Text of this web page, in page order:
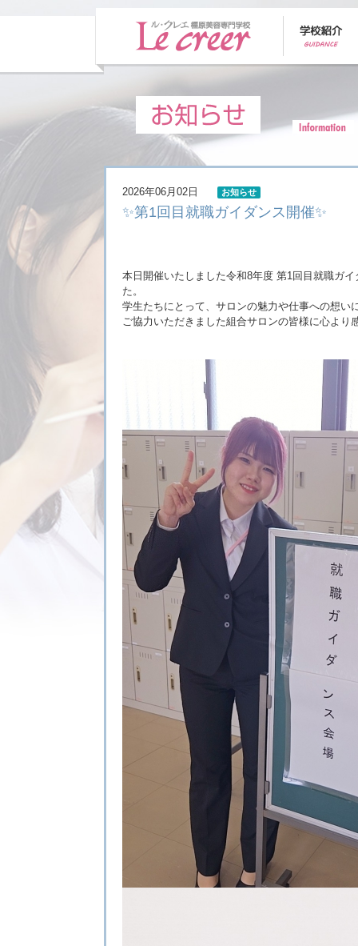
2026年06月02日 お知らせ
✨第1回目就職ガイダンス開催✨
本日開催いたしました令和8年度 第1回目就職ガ
た。
学生たちにとって、サロンの魅力や仕事への想
ご協力いただきました組合サロンの皆様に心より